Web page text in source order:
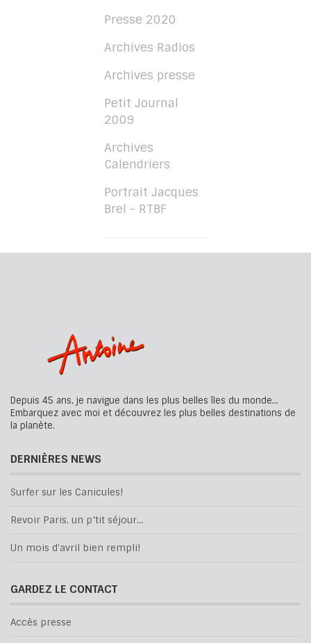
Presse 2020
Archives Radios
Archives presse
Petit Journal
2009
Archives
Calendriers
Portrait Jacques
Brel - RTBF
Depuis 45 ans, je navigue dans les plus belles îles du monde...
Embarquez avec moi et découvrez les plus belles destinations de
la planète.
DERNIÈRES NEWS
Surfer sur les Canicules!
Revoir Paris, un p’tit séjour…
Un mois d'avril bien rempli!
GARDEZ LE CONTACT
Accès presse